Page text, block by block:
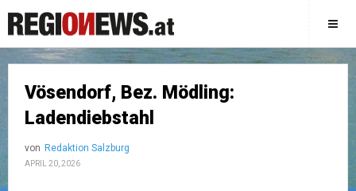
Vösendorf, Bez. Mödling:
Ladendiebstahl
von Redaktion Salzburg
APRIL 20, 2026